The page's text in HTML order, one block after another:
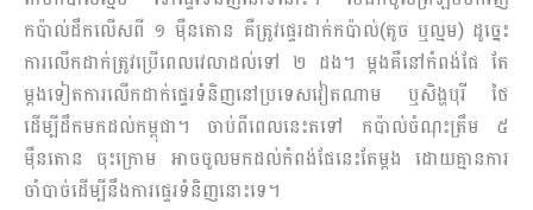
កប៉ាល់ដឹកលើសពី ១ ម៉ឺនតោន គឺត្រូវផ្ទេរដាក់កប៉ាល់(តូច ឬល្មម) ដូច្នេះ
ការលើកដាក់ត្រូវប្រើពេលវេលាដល់ទៅ ២ ដង។ ម្ដងគឺនៅកំពង់ផែ តែ
ម្ដងទៀតការលើកដាក់ផ្ទេរទំនិញនៅប្រទេសវៀតណាម ឬសិង្ហបុរី ថៃ
ដើម្បីដឹកមកដល់កម្ពុជា។ ចាប់ពីពេលនេះតទៅ កប៉ាល់ចំណុះត្រឹម ៥
ម៉ឺនតោន ចុះក្រោម អាចចូលមកដល់កំពង់ផែនេះតែម្ដង ដោយគ្មានការ
ចាំបាច់ដើម្បីនឹងការផ្ទេរទំនិញនោះទេ។